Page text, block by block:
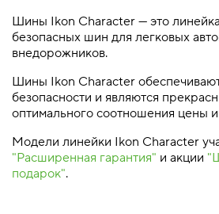
Шины Ikon Character — это
безопасных шин для легковых
внедорожников.
Шины Ikon Character
безопасности и являются
оптимального соотношения цены и
Модели линейки Ikon Character
"Расширенная гарантия" и акции
подарок".